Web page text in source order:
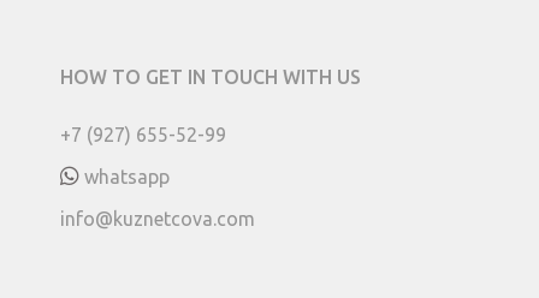
HOW TO GET IN TOUCH WITH US
+7 (927) 655-52-99
whatsapp
info@kuznetcova.com